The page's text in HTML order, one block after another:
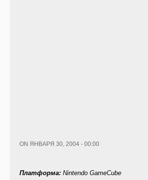
ON ЯНВАРЯ 30, 2004 - 00:00
Платформа: Nintendo GameCube